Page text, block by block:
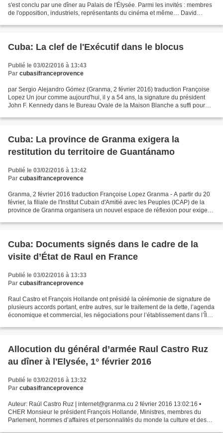
s'est conclu par une dîner au Palais de l'Élysée. Parmi les invi­tés : membres
de l'oppo­si­tion, indus­triels, repré­sen­tants du cinéma et même… David
Cuba: La clef de l'Exécutif dans le blocus
Publié le 03/02/2016 à 13:43
Par cubasifranceprovence
par Sergio Alejandro Gómez (Granma, 2 février 2016) traduction Françoise
Lopez Un jour comme aujourd'hui, il y a 54 ans, la signature du président
John F. Kenne­dy dans le Bureau Ovale de la Maison Blanche a suffi pour
Cuba: La province de Granma exigera la
restitution du territoire de Guantánamo
Publié le 03/02/2016 à 13:42
Par cubasifranceprovence
Granma, 2 février 2016 traduction Françoise Lopez Granma - A partir du 20
février, la filiale de l'Institut Cubain d'Amitié avec les Peuples (ICAP) de la
province de Granma organisera un nouvel espace de réflexion pour exiger
Cuba: Documents signés dans le cadre de la
visite d’État de Raul en France
Publié le 03/02/2016 à 13:33
Par cubasifranceprovence
Raul Castro et François Hollande ont présidé la cérémonie de signature de
plusieurs accords portant, entre autres, sur le traitement de la dette, l’agenda
économique et commercial, les négociations pour l’établissement dans l’Île
Allocution du général d’armée Raul Castro Ruz
au dîner à l'Elysée, 1° février 2016
Publié le 03/02/2016 à 13:32
Par cubasifranceprovence
Auteur: Raúl Castro Ruz | internet@granma.cu 2 février 2016 13:02:16 •
CHER Monsieur le président François Hollande, Ministres, membres du
Parlement, hommes d’affaires et personnalités du monde la culture et des